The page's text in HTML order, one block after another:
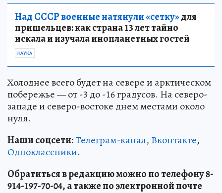
Над СССР военные натянули «сетку»для
пришельцев: как страна 13 лет тайно
искала и изучала инопланетных гостей
НАУКА
Холоднее всего будет на севере и арктическом
побережье — от -3 до -16 градусов. На северо-
западе и северо-востоке днем местами около
нуля.
Наши соцсети:Телеграм-канал, Вконтакте,
Одноклассники.
Обратиться в редакцию можно по телефону 8-
914-197-70-04, а также по электронной почте